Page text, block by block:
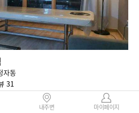
자동
31
림]▂▅▇▓⭐️❤️한국젊은관리사❤️⭐️▓▇▅▂
내주변 마이페이지